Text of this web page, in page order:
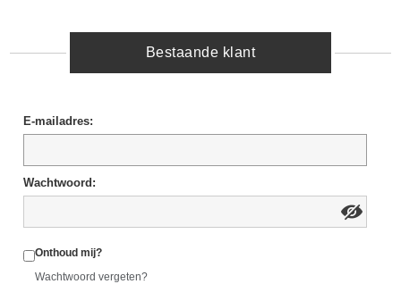
Bestaande klant
E-mailadres:
Wachtwoord:
Onthoud mij?
Wachtwoord vergeten?